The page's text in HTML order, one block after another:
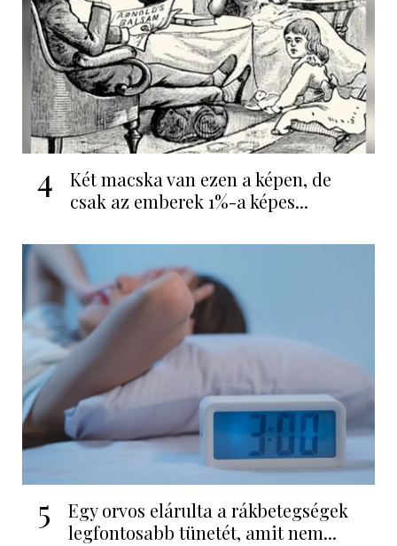
4
Két macska van ezen a képen, de
csak az emberek 1%-a képes...
5
Egy orvos elárulta a rákbetegségek
legfontosabb tünetét, amit nem...